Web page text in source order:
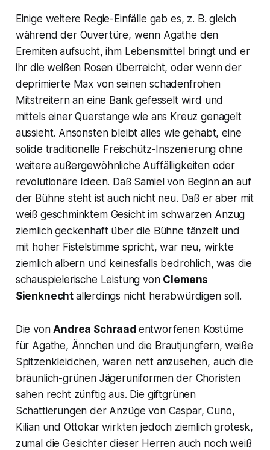
Einige weitere Regie-Einfälle gab es, z. B. gleich
während der Ouvertüre, wenn Agathe den
Eremiten aufsucht, ihm Lebensmittel bringt und er
ihr die weißen Rosen überreicht, oder wenn der
deprimierte Max von seinen schadenfrohen
Mitstreitern an eine Bank gefesselt wird und
mittels einer Querstange wie ans Kreuz genagelt
aussieht. Ansonsten bleibt alles wie gehabt, eine
solide traditionelle Freischütz-Inszenierung ohne
weitere außergewöhnliche Auffälligkeiten oder
revolutionäre Ideen. Daß Samiel von Beginn an auf
der Bühne steht ist auch nicht neu. Daß er aber mit
weiß geschminktem Gesicht im schwarzen Anzug
ziemlich geckenhaft über die Bühne tänzelt und
mit hoher Fistelstimme spricht, war neu, wirkte
ziemlich albern und keinesfalls bedrohlich, was die
schauspielerische Leistung von Clemens
Sienknecht allerdings nicht herabwürdigen soll.
Die vonAndrea Schraad entworfenen Kostüme
für Agathe, Ännchen und die Brautjungfern, weiße
Spitzenkleidchen, waren nett anzusehen, auch die
bräunlich-grünen Jägeruniformen der Choristen
sahen recht zünftig aus. Die giftgrünen
Schattierungen der Anzüge von Caspar, Cuno,
Kilian und Ottokar wirkten jedoch ziemlich grotesk,
zumal die Gesichter dieser Herren auch noch weiß